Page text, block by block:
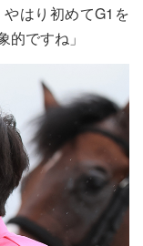
はり初めてG1を
ですね」